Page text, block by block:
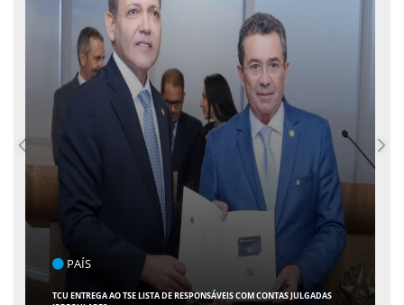
ENTRETENIMENTO
ARACAJU RECEBE ESPETÁCULO INFANTIL "SPIDEY E SEUS AMIGOS" COM